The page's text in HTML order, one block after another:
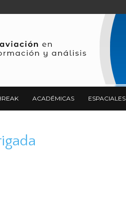
ACADÉMICAS ESPACIALES